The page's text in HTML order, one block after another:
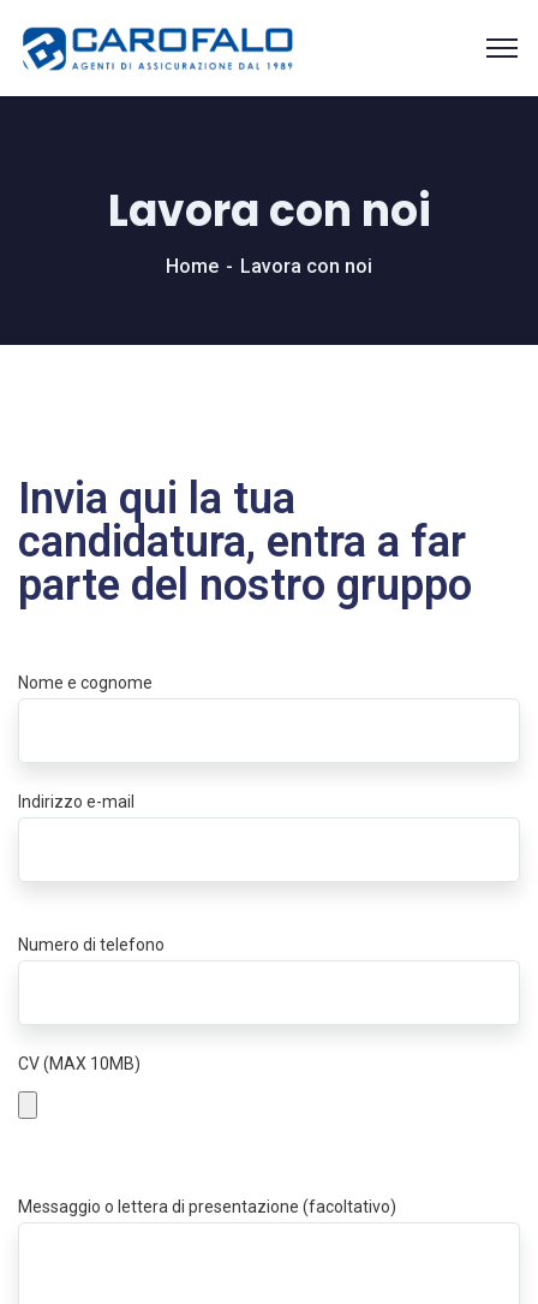
Lavora con noi
Home Lavora con noi
Invia qui la tua
candidatura, entra a far
parte del nostro gruppo
Nome e cognome
Indirizzo e-mail
Numero di telefono
CV (MAX 10MB)
Messaggio o lettera di presentazione (facoltativo)